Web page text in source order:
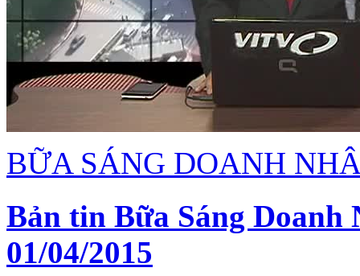
BỮA SÁNG DOANH
Bản tin Bữa Sáng Doanh
01/04/2015